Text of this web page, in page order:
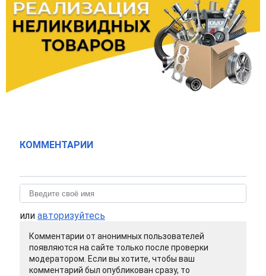
КОММЕНТАРИИ
или авторизуйтесь
Комментарии от анонимных пользователей
появляются на сайте только после проверки
модератором. Если вы хотите, чтобы ваш
комментарий был опубликован сразу, то